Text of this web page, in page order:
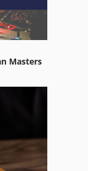
Masters